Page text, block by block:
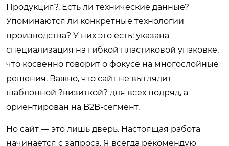
Продукция?. Есть ли технические данные?
Упоминаются ли конкретные технологии
производства? У них это есть: указана
специализация на гибкой пластиковой упаковке,
что косвенно говорит о фокусе на многослойные
решения. Важно, что сайт не выглядит
шаблонной ?визиткой? для всех подряд, а
ориентирован на B2B-сегмент.
Но сайт — это лишь дверь. Настоящая работа
начинается с запроса. Я всегда рекомендую